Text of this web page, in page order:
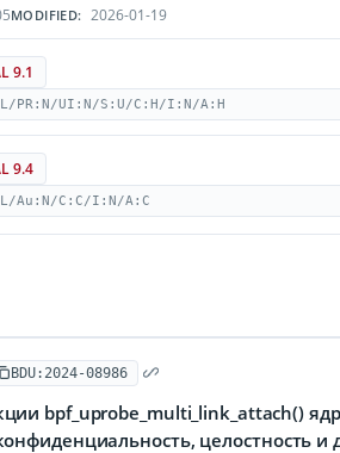
MODIFIED: 2026-01-19
9.1
PR:N/UI:N/S:U/C:H/I:N/A:H
9.4
Au:N/C:C/I:N/A:C
BDU:2024-08986
bpf_uprobe_multi_link_attach()
целостность